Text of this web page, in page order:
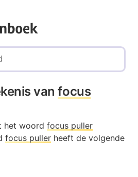
vanfocus
het woord focus puller
focus puller heeft de volgende